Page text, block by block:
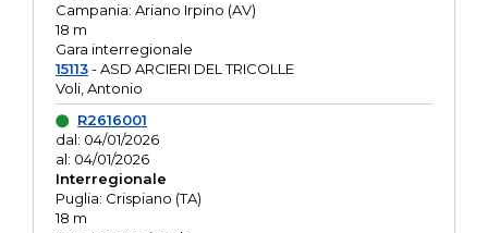
Campania: Ariano Irpino (AV)
18 m
Gara interregionale
15113- ASD ARCIERI DEL TRICOLLE
Voli, Antonio
R2616001
dal: 04/01/2026
al: 04/01/2026
Interregionale
Puglia: Crispiano (TA)
18 m